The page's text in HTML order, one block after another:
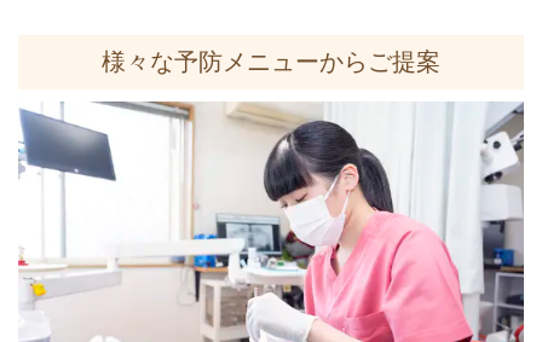
様々な予防メニューからご提案